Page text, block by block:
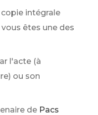
intégrale
êtes une des
l'acte (à
ou son
de Pacs